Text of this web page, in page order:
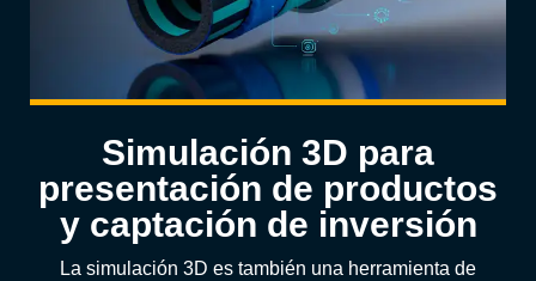
Simulación 3D para
presentación de productos
y captación de inversión
La simulación 3D es también una herramienta de